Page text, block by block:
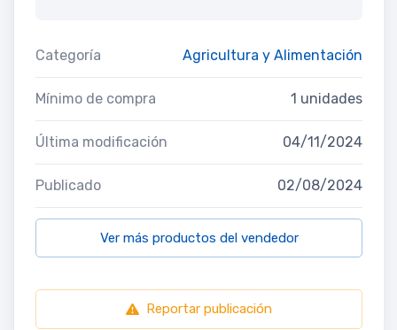
Categoría Agricultura y Alimentación
Mínimo de compra 1 unidades
Última modificación 04/11/2024
Publicado 02/08/2024
Ver más productos del vendedor
Reportar publicación